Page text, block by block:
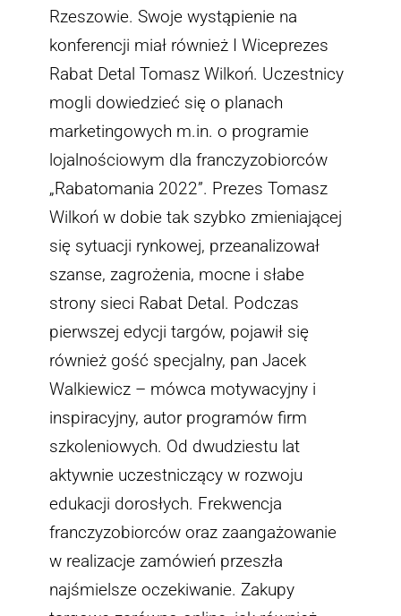
Rzeszowie. Swoje wystąpienie na
konferencji miał również I Wiceprezes
Rabat Detal Tomasz Wilkoń. Uczestnicy
mogli dowiedzieć się o planach
marketingowych m.in. o programie
lojalnościowym dla franczyzobiorców
„Rabatomania 2022”. Prezes Tomasz
Wilkoń w dobie tak szybko zmieniającej
się sytuacji rynkowej, przeanalizował
szanse, zagrożenia, mocne i słabe
strony sieci Rabat Detal. Podczas
pierwszej edycji targów, pojawił się
również gość specjalny, pan Jacek
Walkiewicz – mówca motywacyjny i
inspiracyjny, autor programów firm
szkoleniowych. Od dwudziestu lat
aktywnie uczestniczący w rozwoju
edukacji dorosłych. Frekwencja
franczyzobiorców oraz zaangażowanie
w realizacje zamówień przeszła
najśmielsze oczekiwanie. Zakupy